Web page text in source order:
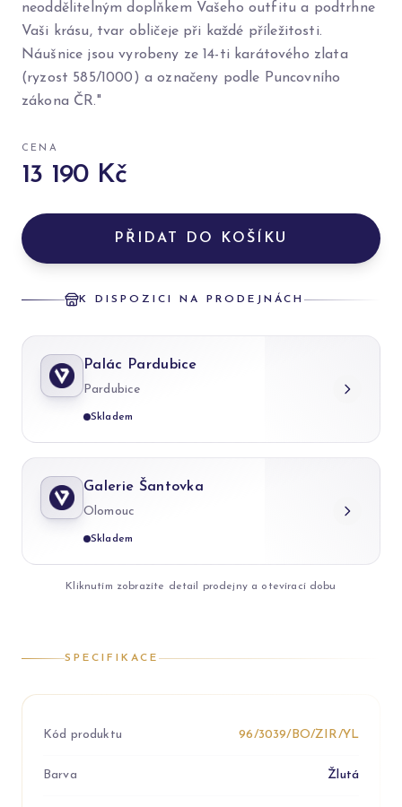
neoddělitelným doplňkem Vašeho outfitu a podtrhne
Vaši krásu, tvar obličeje při každé příležitosti.
Náušnice jsou vyrobeny ze 14-ti karátového zlata
(ryzost 585/1000) a označeny podle Puncovního
zákona ČR."
CENA
13 190 Kč
PŘIDAT DO KOŠÍKU
K DISPOZICI NA PRODEJNÁCH
Palác Pardubice
Pardubice
Skladem
Galerie Šantovka
Olomouc
Skladem
Kliknutím zobrazíte detail prodejny a otevírací dobu
SPECIFIKACE
Kód produktu 96/3039/BO/ZIR/YL
Barva Žlutá